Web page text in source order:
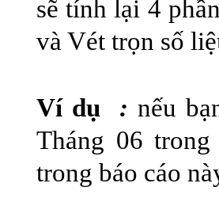
sẽ tính lại 4
và Vét trọn số
Ví dụ :nếu
Tháng 06
trong báo cáo